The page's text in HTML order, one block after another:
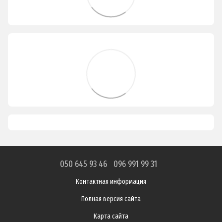
050 645 93 46 096 991 99 31
Контактная информация
Полная версия сайта
Карта сайта